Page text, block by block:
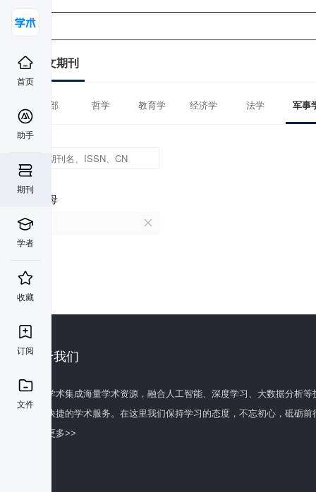
首页
助手
期刊
学者
收藏
订阅
文件
中文期刊
全部 哲学 教育学 经济学 法学 军事
首字母
I
关于我们
百度学术集成海量学术资源，融合人工智能、深度学习、大数据分析
全面快捷的学术服务。在这里我们保持学习的态度，不忘初心，砥砺前
了解更多>>